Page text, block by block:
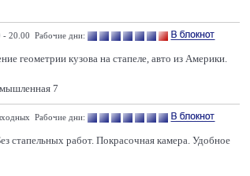
- 20.00 Рабочие дни:
геометрии кузова на стапеле, авто из Америки.
7
Рабочие дни:
стапельных работ. Покрасочная камера. Удобное